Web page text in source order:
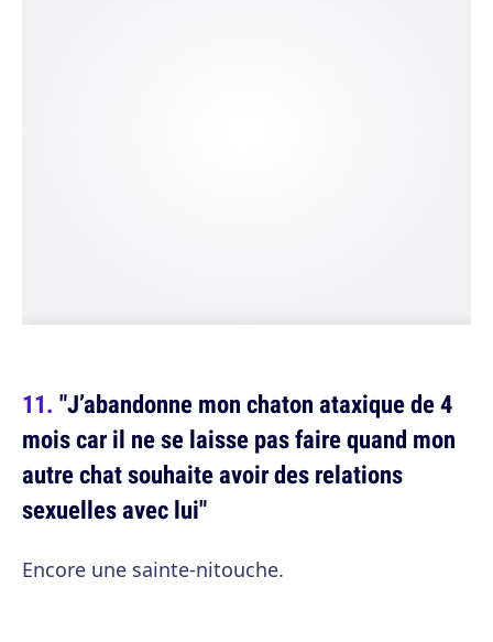
"J’abandonne mon chaton ataxique de 4
mois car il ne se laisse pas faire quand mon
autre chat souhaite avoir des relations
sexuelles avec lui"
Encore une sainte-nitouche.